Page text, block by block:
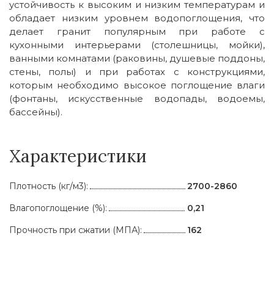
устойчивость к высоким и низким температурам и
обладает низким уровнем водопоглощения, что
делает гранит популярным при работе с
кухонными интерьерами (столешницы, мойки),
ванными комнатами (раковины, душевые поддоны,
стены, полы) и при работах с конструкциями,
которым необходимо высокое поглощение влаги
(фонтаны, искусственные водопады, водоемы,
бассейны).
Характеристики
Плотность (кг/м3):
2700-2860
Влагопоглощение (%):
0,21
Прочность при сжатии (МПА):
162